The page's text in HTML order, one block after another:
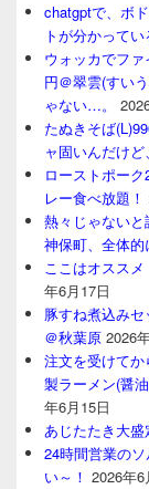
chatgptで、ボ
トが分かってい
ウォッカでフ
円＠翠雲(すい
ゃない…。
たぬきそば
ャ固いんだけ
ローストポー
レー食べ放題！
熱々じゃない
神保町、全体的
ここはオスス
年6月17日
豚すね煮込み
＠秋葉原 2026
注文を受けて
製ラーメン(醤
年6月15日
あじたたき大
24時間営業の
い～！ 2026年6